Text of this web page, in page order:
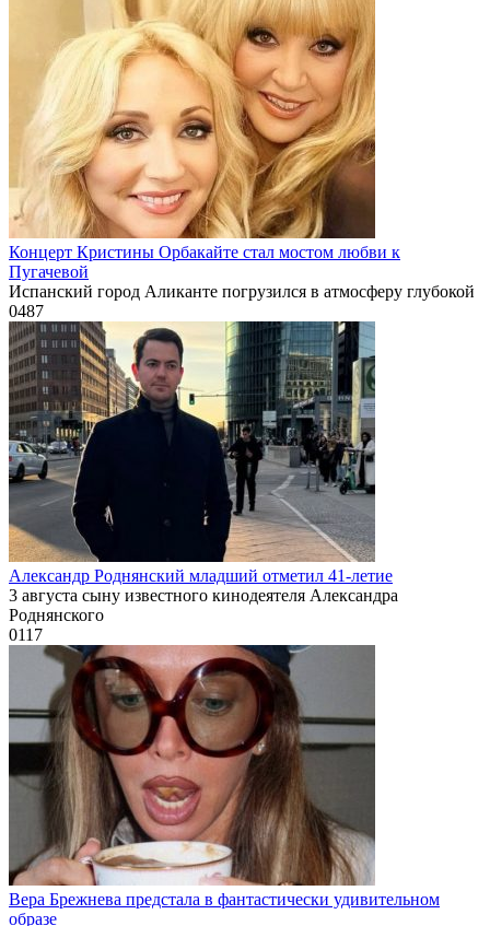
Концерт Кристины Орбакайте стал мостом любви к
Пугачевой
Испанский город Аликанте погрузился в атмосферу глубокой
0487
Александр Роднянский младший отметил 41-летие
3 августа сыну известного кинодеятеля Александра
Роднянского
0117
Вера Брежнева предстала в фантастически удивительном
образе